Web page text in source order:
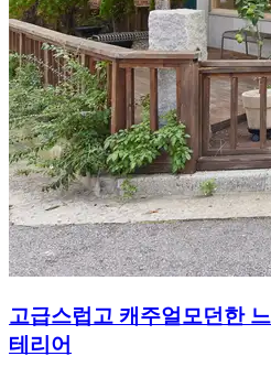
고급스럽고 캐주얼모던한
테리어